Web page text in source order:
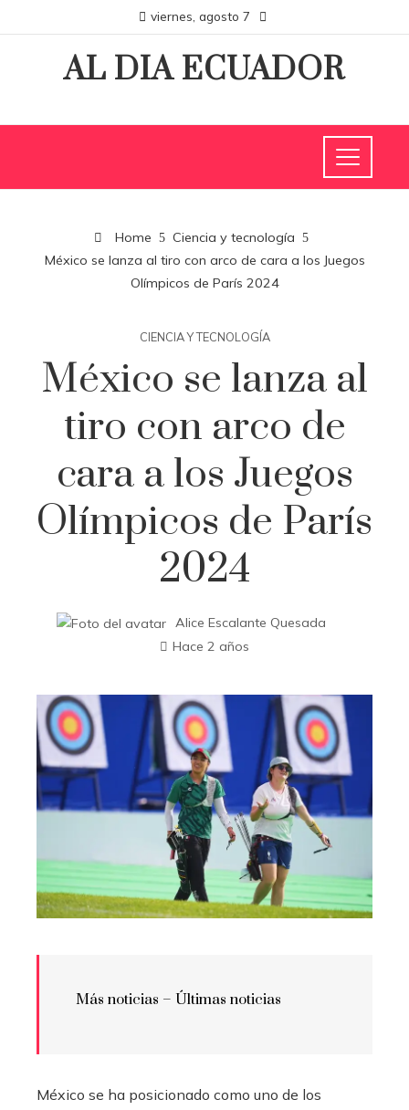
viernes, agosto 7
AL DIA ECUADOR
Home
Ciencia y tecnología
México se lanza al tiro con arco de cara a los Juegos
Olímpicos de París 2024
CIENCIA Y TECNOLOGÍA
México se lanza al
tiro con arco de
cara a los Juegos
Olímpicos de París
2024
Alice Escalante Quesada
Hace 2 años
Más noticias – Últimas noticias
México se ha posicionado como uno de los